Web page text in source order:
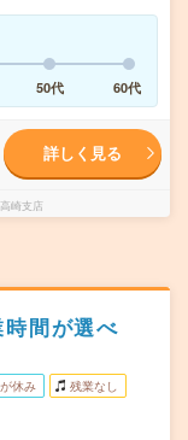
50代 60代
詳しく見る
崎支店
間が選べ
休み 残業なし